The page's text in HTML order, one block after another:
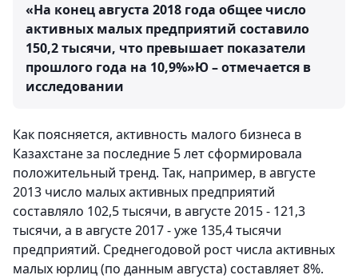
«На конец августа 2018 года общее число
активных малых предприятий составило
150,2 тысячи, что превышает показатели
прошлого года на 10,9%»Ю – отмечается в
исследовании
Как поясняется, активность малого бизнеса в
Казахстане за последние 5 лет сформировала
положительный тренд. Так, например, в августе
2013 число малых активных предприятий
составляло 102,5 тысячи, в августе 2015 - 121,3
тысячи, а в августе 2017 - уже 135,4 тысячи
предприятий. Среднегодовой рост числа активных
малых юрлиц (по данным августа) составляет 8%.